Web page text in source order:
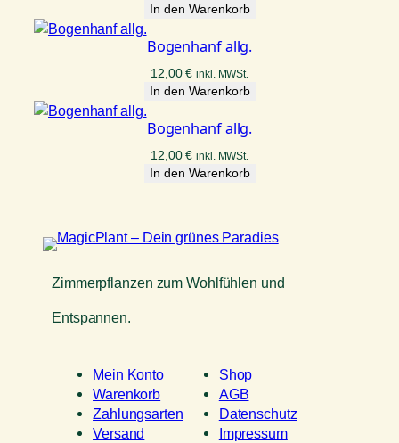
In den Warenkorb
Bogenhanf allg.
12,00€ inkl. MWSt.
In den Warenkorb
Bogenhanf allg.
12,00€ inkl. MWSt.
In den Warenkorb
Zimmerpflanzen zum Wohlfühlen und
Entspannen.
Mein Konto
Warenkorb
Zahlungsarten
Versand
Shop
AGB
Datenschutz
Impressum